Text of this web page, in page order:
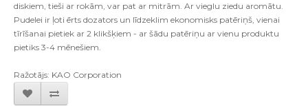
diskiem, tieši ar rokām, var pat ar mitrām. Ar vieglu ziedu aromātu.
Pudelei ir ļoti ērts dozators un līdzeklim ekonomisks patēriņš, vienai
tīrīšanai pietiek ar 2 klikšķiem - ar šādu patēriņu ar vienu produktu
pietiks 3-4 mēnešiem.
Ražotājs: KAO Corporation